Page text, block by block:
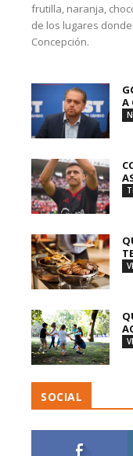
frutilla, naranja,
de los lugares
Concepción.
A
SOCIAL